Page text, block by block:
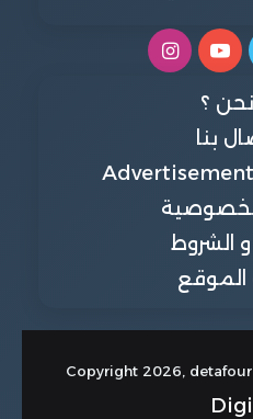
تويتر يوتيوبانستقرام
؟
بنا
و الشروط